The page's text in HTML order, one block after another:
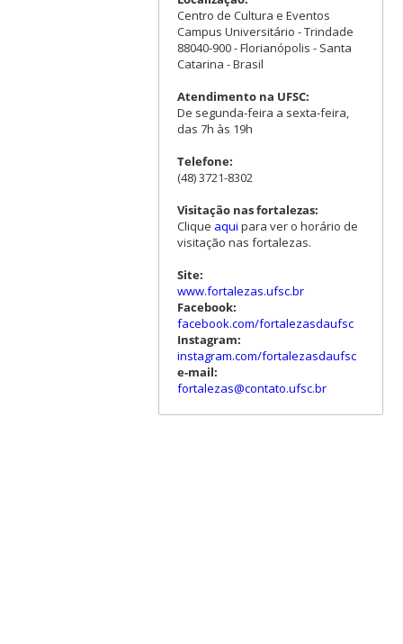
Centro de Cultura e Eventos
Campus Universitário - Trindade
88040-900 - Florianópolis - Santa
Catarina - Brasil
Atendimento na UFSC:
De segunda-feira a sexta-feira,
das 7h às 19h
Telefone:
(48) 3721-8302
Visitação nas fortalezas:
Clique aqui para ver o horário de
visitação nas fortalezas.
Site:
www.fortalezas.ufsc.br
Facebook:
facebook.com/fortalezasdaufsc
Instagram:
instagram.com/fortalezasdaufsc
e-mail:
fortalezas@contato.ufsc.br